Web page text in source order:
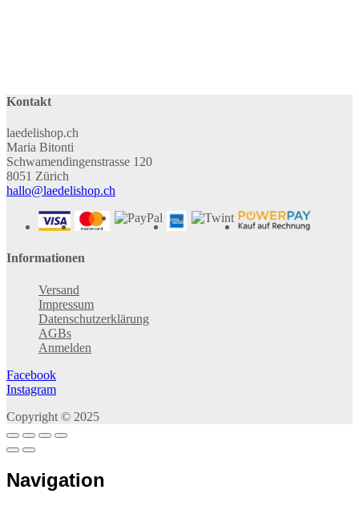
Kontakt
laedelishop.ch
Maria Bitonti
Schwamendingenstrasse 120
8051 Zürich
hallo@laedelishop.ch
Informationen
Versand
Impressum
Datenschutzerklärung
AGBs
Anmelden
Facebook
Instagram
Copyright © 2025
Navigation